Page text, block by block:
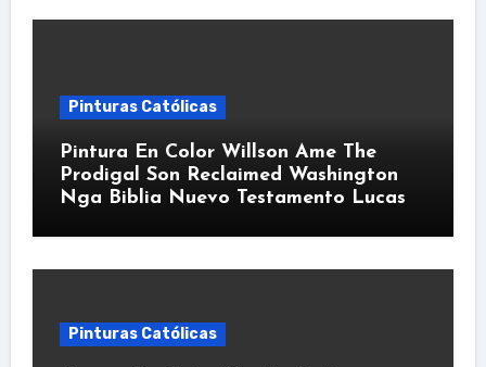
Pinturas Católicas
Pintura En Color Willson Ame The
Prodigal Son Reclaimed Washington
Nga Biblia Nuevo Testamento Lucas
Pinturas Católicas